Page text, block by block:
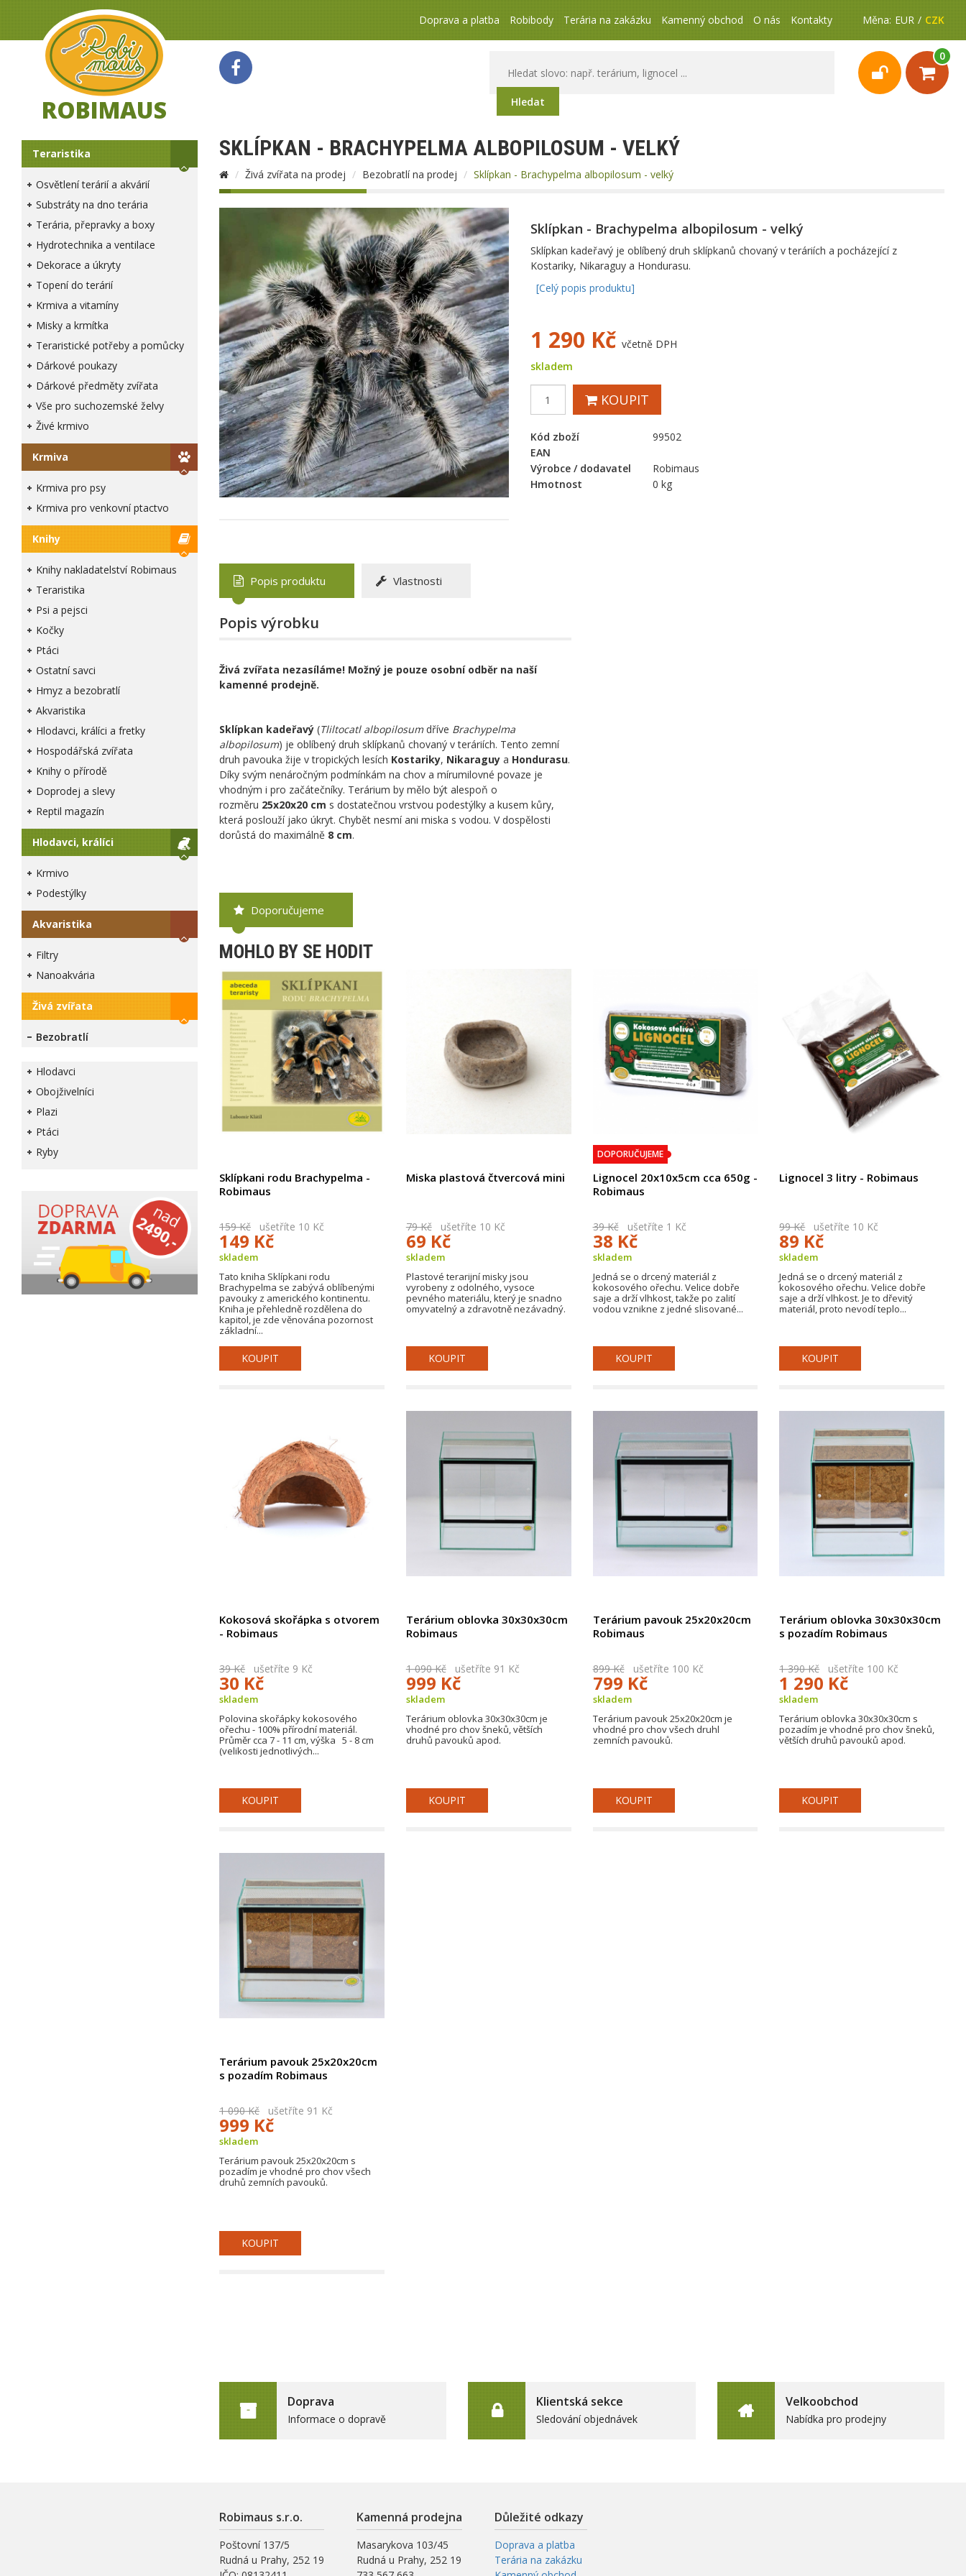
ROBIMAUS
Měna: EUR CZK
Doprava a platba Robibody Terária na zakázku Kamenný obchod O nás Kontakty
Hledat
0
Teraristika
Osvětlení terárií a akvárií
Substráty na dno terária
Terária, přepravky a boxy
Hydrotechnika a ventilace
Dekorace a úkryty
Topení do terárií
Krmiva a vitamíny
Misky a krmítka
Teraristické potřeby a pomůcky
Dárkové poukazy
Dárkové předměty zvířata
Vše pro suchozemské želvy
Živé krmivo
Krmiva
Krmiva pro psy
Krmiva pro venkovní ptactvo
Knihy
Knihy nakladatelství Robimaus
Teraristika
Psi a pejsci
Kočky
Ptáci
Ostatní savci
Hmyz a bezobratlí
Akvaristika
Hlodavci, králíci a fretky
Hospodářská zvířata
Knihy o přírodě
Doprodej a slevy
Reptil magazín
Hlodavci, králíci
Krmivo
Podestýlky
Akvaristika
Filtry
Nanoakvária
Živá zvířata
Bezobratlí
Hlodavci
Obojživelníci
Plazi
Ptáci
Ryby
SKLÍPKAN - BRACHYPELMA ALBOPILOSUM - VELKÝ
Živá zvířata na prodej Bezobratlí na prodej Sklípkan - Brachypelma albopilosum - velký
Sklípkan - Brachypelma albopilosum - velký
Sklípkan kadeřavý je oblíbený druh sklípkanů chovaný v teráriích a pocházející z
Kostariky, Nikaraguy a Hondurasu.
[Celý popis produktu]
1 290 Kč včetně DPH
skladem
KOUPIT
Kód zboží
99502
EAN
Výrobce / dodavatel
Robimaus
Hmotnost
0 kg
Popis produktu Vlastnosti
Popis výrobku
Živá zvířata nezasíláme! Možný je pouze osobní odběr na naší
kamenné prodejně.
Sklípkan kadeřavý (Tliltocatl albopilosumdříve Brachypelma
albopilosum) je oblíbený druh sklípkanů chovaný v teráriích. Tento zemní
druh pavouka žije v tropických lesích Kostariky, Nikaraguy a Hondurasu.
Díky svým nenáročným podmínkám na chov a mírumilovné povaze je
vhodným i pro začátečníky. Terárium by mělo být alespoň o
rozměru 25x20x20 cm s dostatečnou vrstvou podestýlky a kusem kůry,
která poslouží jako úkryt. Chybět nesmí ani miska s vodou. V dospělosti
dorůstá do maximálně 8 cm.
Doporučujeme
MOHLO BY SE HODIT
Sklípkani rodu Brachypelma -
Robimaus
159 Kč ušetříte 10 Kč
149 Kč
skladem
Tato kniha Sklípkani rodu
Brachypelma se zabývá oblíbenými
pavouky z amerického kontinentu.
Kniha je přehledně rozdělena do
kapitol, je zde věnována pozornost
základní...
KOUPIT
Miska plastová čtvercová mini
79 Kčušetříte 10 Kč
69 Kč
skladem
Plastové terarijní misky jsou
vyrobeny z odolného, vysoce
pevného materiálu, který je snadno
omyvatelný a zdravotně nezávadný.
KOUPIT
DOPORUČUJEME
Lignocel 20x10x5cm cca 650g -
Robimaus
39 Kčušetříte 1 Kč
38 Kč
skladem
Jedná se o drcený materiál z
kokosového ořechu. Velice dobře
saje a drží vlhkost, takže po zalití
vodou vznikne z jedné slisované...
KOUPIT
Lignocel 3 litry - Robimaus
99 Kčušetříte 10 Kč
89 Kč
skladem
Jedná se o drcený materiál z
kokosového ořechu. Velice dobře
saje a drží vlhkost. Je to dřevitý
materiál, proto nevodí teplo...
KOUPIT
Kokosová skořápka s otvorem
- Robimaus
39 Kč ušetříte 9 Kč
30 Kč
skladem
Polovina skořápky kokosového
ořechu - 100% přírodní materiál.
Průměr cca 7 - 11 cm, výška 5 - 8 cm
(velikosti jednotlivých...
KOUPIT
Terárium oblovka 30x30x30cm
Robimaus
1 090 Kčušetříte 91 Kč
999 Kč
skladem
Terárium oblovka 30x30x30cm je
vhodné pro chov šneků, větších
druhů pavouků apod.
KOUPIT
Terárium pavouk 25x20x20cm
Robimaus
899 Kčušetříte 100 Kč
799 Kč
skladem
Terárium pavouk 25x20x20cm je
vhodné pro chov všech druhl
zemních pavouků.
KOUPIT
Terárium oblovka 30x30x30cm
s pozadím Robimaus
1 390 Kčušetříte 100 Kč
1 290 Kč
skladem
Terárium oblovka 30x30x30cm s
pozadím je vhodné pro chov šneků,
větších druhů pavouků apod.
KOUPIT
Terárium pavouk 25x20x20cm
s pozadím Robimaus
1 090 Kč ušetříte 91 Kč
999 Kč
skladem
Terárium pavouk 25x20x20cm s
pozadím je vhodné pro chov všech
druhů zemních pavouků.
KOUPIT
Doprava
Informace o dopravě
Klientská sekce
Sledování objednávek
Velkoobchod
Nabídka pro prodejny
Robimaus s.r.o.
Poštovní 137/5
Rudná u Prahy, 252 19
Kamenná prodejna
Masarykova 103/45
Rudná u Prahy, 252 19
Důležité odkazy
Doprava a platba
Terária na zakázku